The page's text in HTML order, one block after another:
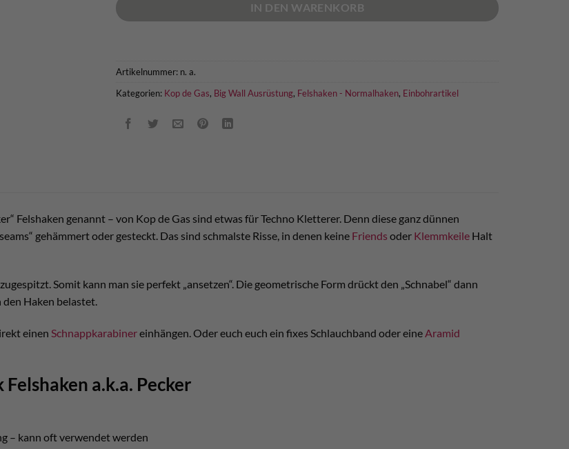
IN DEN WARENKORB
Artikelnummer: n. a.
Kategorien: Kop de Gas, Big Wall Ausrüstung, Felshaken - Normalhaken, Einbohrartikel
Felshaken genannt – von Kop de Gas sind etwas für Techno Kletterer. Denn diese ganz dünnen
gehämmert oder gesteckt. Das sind schmalste Risse, in denen keine Friends oder Klemmkeile Halt
Somit kann man sie perfekt „ansetzen“. Die geometrische Form drückt den „Schnabel“ dann
den Haken belastet.
einen Schnappkarabinereinhängen. Oder euch euch ein fixes Schlauchband oder eineAramid
a.k.a. Pecker
– kann oft verwendet werden